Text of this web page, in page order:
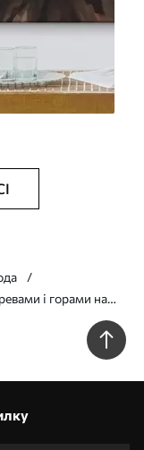
і горами на
задньому плані, помаранчеве небо з сонцем Арт. s44857